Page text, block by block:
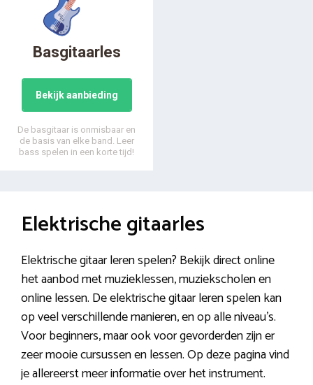
Basgitaarles
Bekijk aanbieding
De basgitaar is onmisbaar en
de basis van elke band. Leer
bass spelen in een korte tijd!
Elektrische gitaarles
Elektrische gitaar leren spelen? Bekijk direct online
het aanbod met muzieklessen, muziekscholen en
online lessen. De elektrische gitaar leren spelen kan
op veel verschillende manieren, en op alle niveau’s.
Voor beginners, maar ook voor gevorderden zijn er
zeer mooie cursussen en lessen. Op deze pagina vind
je allereerst meer informatie over het instrument.